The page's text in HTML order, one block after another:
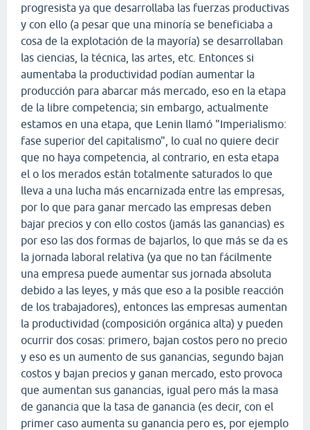
progresista ya que desarrollaba las fuerzas productivas
y con ello (a pesar que una minoría se beneficiaba a
cosa de la explotación de la mayoría) se desarrollaban
las ciencias, la técnica, las artes, etc. Entonces si
aumentaba la productividad podían aumentar la
producción para abarcar más mercado, eso en la etapa
de la libre competencia; sin embargo, actualmente
estamos en una etapa, que Lenin llamó "Imperialismo:
fase superior del capitalismo", lo cual no quiere decir
que no haya competencia, al contrario, en esta etapa
el o los merados están totalmente saturados lo que
lleva a una lucha más encarnizada entre las empresas,
por lo que para ganar mercado las empresas deben
bajar precios y con ello costos (jamás las ganancias) es
por eso las dos formas de bajarlos, lo que más se da es
la jornada laboral relativa (ya que no tan fácilmente
una empresa puede aumentar sus jornada absoluta
debido a las leyes, y más que eso a la posible reacción
de los trabajadores), entonces las empresas aumentan
la productividad (composición orgánica alta) y pueden
ocurrir dos cosas: primero, bajan costos pero no precio
y eso es un aumento de sus ganancias, segundo bajan
costos y bajan precios y ganan mercado, esto provoca
que aumentan sus ganancias, igual pero más la masa
de ganancia que la tasa de ganancia (es decir, con el
primer caso aumenta su ganancia pero es, por ejemplo